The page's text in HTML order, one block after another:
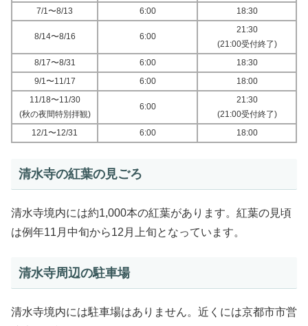
7/1〜8/13
6:00 18:30
8/14〜8/16 6:00
21:30
(21:00受付終了)
8/17〜8/31
6:00
18:30
9/1〜11/17
6:00
18:00
11/18〜11/30
(秋の夜間特別拝観)
6:00
21:30
(21:00受付終了)
12/1〜12/31
6:00 18:00
清水寺の紅葉の見ごろ
清水寺境内には約1,000本の紅葉があります。紅葉の見頃
は例年11月中旬から12月上旬となっています。
清水寺周辺の駐車場
清水寺境内には駐車場はありません。近くには京都市市営